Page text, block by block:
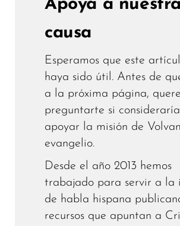
Apoya a nuestra
causa
Esperamos que este
haya sido útil. Antes de
a la próxima página,
preguntarte si
apoyar la misión de
evangelio.
Desde el año 2013 hemos
trabajado para servir a la
de habla hispana
recursos que apuntan a